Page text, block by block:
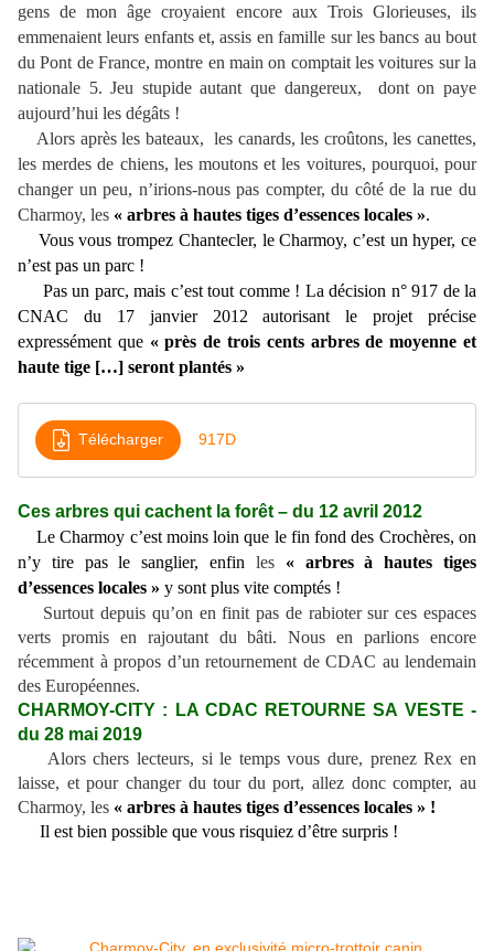
gens de mon âge croyaient encore aux Trois Glorieuses, ils
emmenaient leurs enfants et, assis en famille sur les bancs au bout
du Pont de France, montre en main on comptait les voitures sur la
nationale 5. Jeu stupide autant que dangereux, dont on paye
aujourd’hui les dégâts !
Alors après les bateaux, les canards, les croûtons, les canettes,
les merdes de chiens, les moutons et les voitures, pourquoi, pour
changer un peu, n’irions-nous pas compter, du côté de la rue du
Charmoy, les « arbres à hautes tiges d’essences locales ».
Vous vous trompez Chantecler, le Charmoy, c’est un hyper, ce
n’est pas un parc !
Pas un parc, mais c’est tout comme ! La décision n° 917 de la
CNAC du 17 janvier 2012 autorisant le projet précise
expressément que « près de trois cents arbres de moyenne et
haute tige […] seront plantés »
Télécharger 917D
Ces arbres qui cachent la forêt – du 12 avril 2012
Le Charmoy c’est moins loin que le fin fond des Crochères, on
n’y tire pas le sanglier, enfin les« arbres à hautes tiges
d’essences locales » y sont plus vite comptés !
Surtout depuis qu’on en finit pas de rabioter sur ces espaces
verts promis en rajoutant du bâti. Nous en parlions encore
récemment à propos d’un retournement de CDAC au lendemain
des Européennes.
CHARMOY-CITY : LA CDAC RETOURNE SA VESTE -
du 28 mai 2019
Alors chers lecteurs, si le temps vous dure, prenez Rex en
laisse, et pour changer du tour du port, allez donc compter, au
Charmoy, les « arbres à hautes tiges d’essences locales » !
Il est bien possible que vous risquiez d’être surpris !